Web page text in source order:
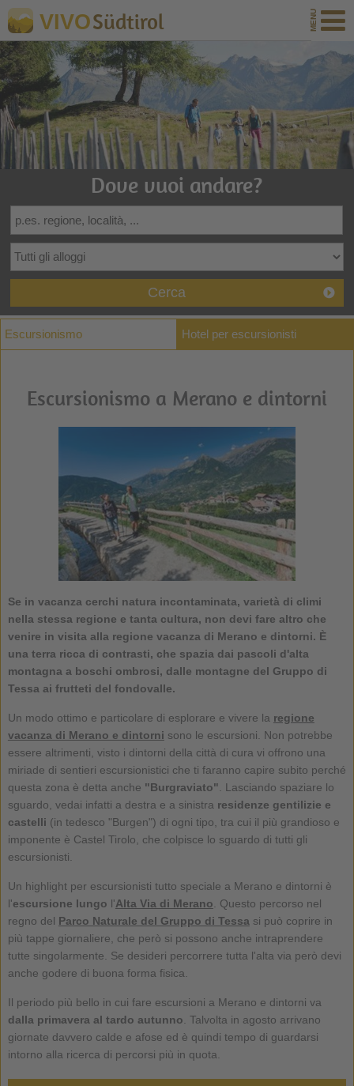
VIVOSüdtirol
Dove vuoi andare?
Cerca
Escursionismo Hotel per escursionisti
Escursionismo a Merano e dintorni
Se in vacanza cerchi natura incontaminata, varietà di climi
nella stessa regione e tanta cultura, non devi fare altro che
venire in visita alla regione vacanza di Merano e dintorni. È
una terra ricca di contrasti, che spazia dai pascoli d'alta
montagna a boschi ombrosi, dalle montagne del Gruppo di
Tessa ai frutteti del fondovalle.
Un modo ottimo e particolare di esplorare e vivere la regione
vacanza di Merano e dintorni sono le escursioni. Non potrebbe
essere altrimenti, visto i dintorni della città di cura vi offrono una
miriade di sentieri escursionistici che ti faranno capire subito perché
questa zona è detta anche "Burgraviato" . Lasciando spaziare lo
sguardo, vedai infatti a destra e a sinistra residenze gentilizie e
castelli (in tedesco "Burgen") di ogni tipo, tra cui il più grandioso e
imponente è Castel Tirolo, che colpisce lo sguardo di tutti gli
escursionisti.
Un highlight per escursionisti tutto speciale a Merano e dintorni è
l'escursione lungo l'Alta Via di Merano . Questo percorso nel
regno del Parco Naturale del Gruppo di Tessa si può coprire in
più tappe giornaliere, che però si possono anche intraprendere
tutte singolarmente. Se desideri percorrere tutta l'alta via però devi
anche godere di buona forma fisica.
Il periodo più bello in cui fare escursioni a Merano e dintorni va
dalla primavera al tardo autunno . Talvolta in agosto arrivano
giornate davvero calde e afose ed è quindi tempo di guardarsi
intorno alla ricerca di percorsi più in quota.